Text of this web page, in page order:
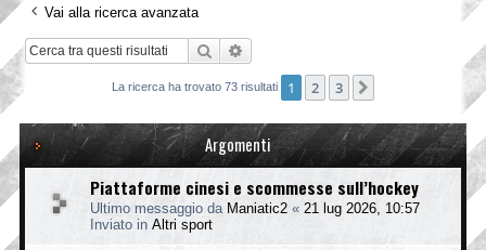
Vai alla ricerca avanzata
Cerca
La ricerca ha trovato 73 risultati 1 2 3
Argomenti
Piattaforme cinesi e scommesse sull’hockey
Ultimo messaggio da Maniatic2 « 21 lug 2026, 10:57
Inviato in Altri sport